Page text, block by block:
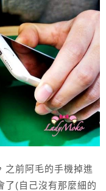
之前阿毛的手機掉進
了(自己沒有那麼細的